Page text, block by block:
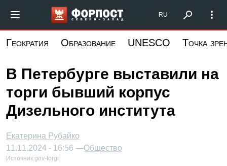
основному
Форпост Северо-Запад
RU
Геократия Образование UNESCO Точка
В Петербурге выставили на
торги бывший корпус
Дизельного института
Екатерина Рубайко
11.11.2024 - 16:56 —Общество
Источник:gov-torgi